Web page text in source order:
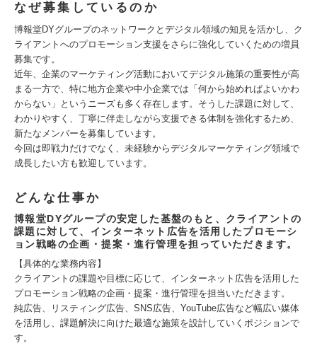
なぜ募集しているのか
博報堂DYグループのネットワークとデジタル領域の知見を活かし、ク
ライアントへのプロモーション支援をさらに強化していくための増員
募集です。
近年、企業のマーケティング活動においてデジタル施策の重要性が高
まる一方で、特に地方企業や中小企業では「何から始めればよいかわ
からない」というニーズも多く存在します。そうした課題に対して、
わかりやすく、丁寧に伴走しながら支援できる体制を強化するため、
新たなメンバーを募集しています。
今回は即戦力だけでなく、未経験からデジタルマーケティング領域で
成長したい方も歓迎しています。
どんな仕事か
博報堂DYグループの安定した基盤のもと、クライアントの
課題に対して、インターネット広告を活用したプロモーシ
ョン戦略の企画・提案・進行管理を担っていただきます。
【具体的な業務内容】
クライアントの課題や目標に応じて、インターネット広告を活用した
プロモーション戦略の企画・提案・進行管理を担当いただきます。
純広告、リスティング広告、SNS広告、YouTube広告など幅広い媒体
を活用し、課題解決に向けた最適な施策を設計していくポジションで
す。